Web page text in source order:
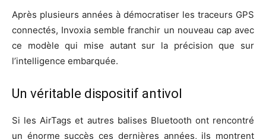
Après plusieurs années à démocratiser les traceurs GPS
connectés, Invoxia semble franchir un nouveau cap avec
ce modèle qui mise autant sur la précision que sur
l’intelligence embarquée.
Un véritable dispositif antivol
Si les AirTags et autres balises Bluetooth ont rencontré
un énorme succès ces dernières années, ils montrent